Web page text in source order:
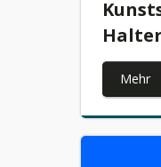
Halter
Mehr